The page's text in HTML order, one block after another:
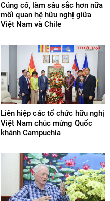
Củng cố, làm sâu sắc hơn nữa
mối quan hệ hữu nghị giữa
Việt Nam và Chile
Liên hiệp các tổ chức hữu nghị
Việt Nam chúc mừng Quốc
khánh Campuchia